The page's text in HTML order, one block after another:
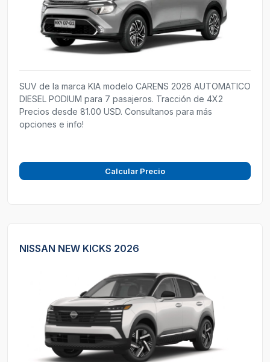
SUV de la marca KIA modelo CARENS 2026 AUTOMATICO
DIESEL PODIUM para 7 pasajeros. Tracción de 4X2
Precios desde 81.00 USD. Consultanos para más
opciones e info!
Calcular Precio
NISSAN NEW KICKS 2026